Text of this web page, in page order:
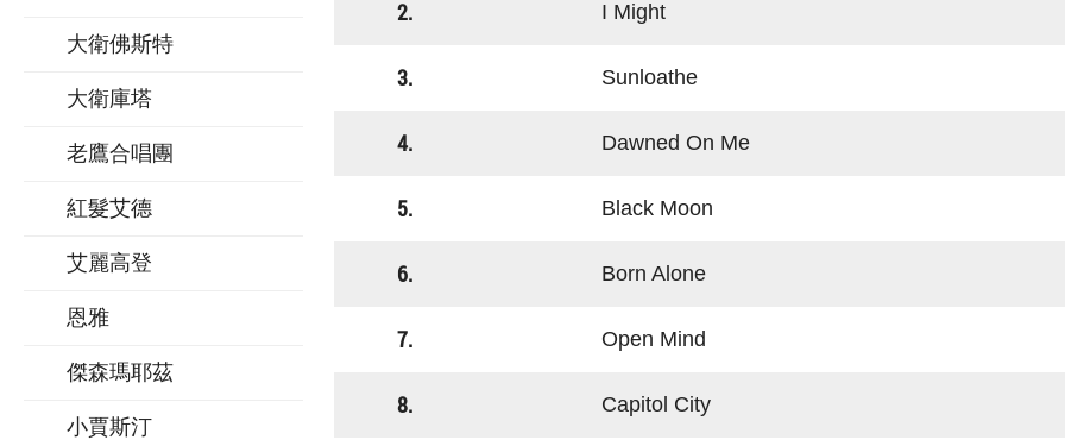
大衛佛斯特
大衛庫塔
老鷹合唱團
紅髮艾德
艾麗高登
恩雅
傑森瑪耶茲
小賈斯汀
2. I Might
3. Sunloathe
4. Dawned On Me
5. Black Moon
6. Born Alone
7. Open Mind
8. Capitol City